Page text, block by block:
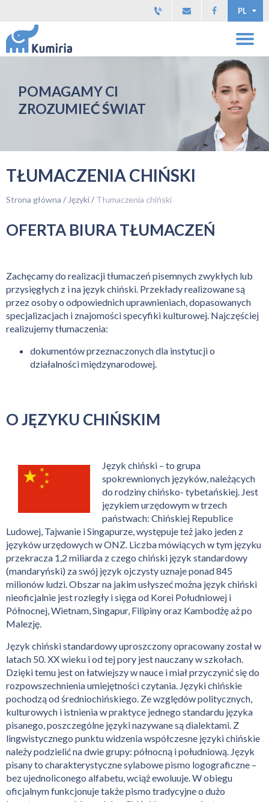
PL
POMAGAMY CI
ZROZUMIEĆ ŚWIAT
TŁUMACZENIA CHIŃSKI
Strona główna / Języki/ Tłumaczenia chiński
OFERTA BIURA TŁUMACZEŃ
Zachęcamy do realizacji tłumaczeń pisemnych zwykłych lub
przysięgłych z i na język chiński. Przekłady realizowane są
przez osoby o odpowiednich uprawnieniach, dopasowanych
specjalizacjach i znajomości specyfiki kulturowej. Najczęściej
realizujemy tłumaczenia:
dokumentów przeznaczonych dla instytucji o
działalności międzynarodowej.
O JĘZYKU CHIŃSKIM
Język chiński – to grupa
spokrewnionych języków, należących
do rodziny chińsko- tybetańskiej. Jest
językiem urzędowym w trzech
państwach: Chińskiej Republice
Ludowej, Tajwanie i Singapurze, występuje też jako jeden z
języków urzędowych w ONZ. Liczba mówiących w tym języku
przekracza 1,2 miliarda z czego chiński język standardowy
(mandaryński) za swój język ojczysty uznaje ponad 845
milionów ludzi. Obszar na jakim usłyszeć można język chiński
nieoficjalnie jest rozległy i sięga od Korei Południowej i
Północnej, Wietnam, Singapur, Filipiny oraz Kambodżę aż po
Malezję.
Język chiński standardowy uproszczony opracowany został w
latach 50. XX wieku i od tej pory jest nauczany w szkołach.
Dzięki temu jest on łatwiejszy w nauce i miał przyczynić się do
rozpowszechnienia umiejętności czytania. Języki chińskie
pochodzą od średniochińskiego. Ze względów politycznych,
kulturowych i istnienia w praktyce jednego standardu języka
pisanego, poszczególne języki nazywane są dialektami. Z
lingwistycznego punktu widzenia współczesne języki chińskie
należy podzielić na dwie grupy: północną i południową. Język
pisany to charakterystyczne sylabowe pismo logograficzne –
bez ujednoliconego alfabetu, wciąż ewoluuje. W obiegu
oficjalnym funkcjonuje także pismo tradycyjne o dużo